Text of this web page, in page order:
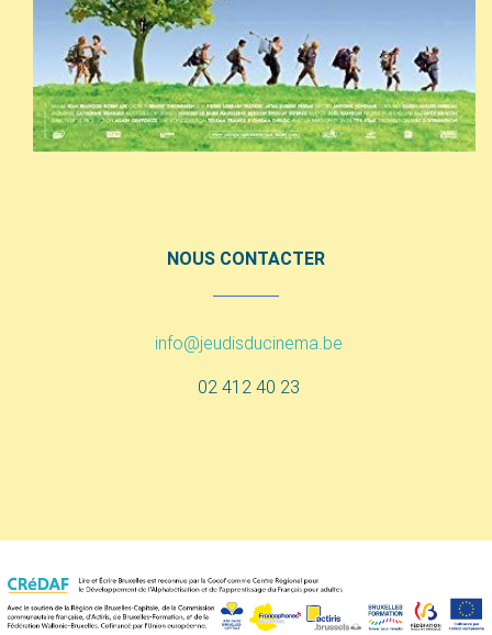
NOUS CONTACTER
info@jeudisducinema.be
02 412 40 23